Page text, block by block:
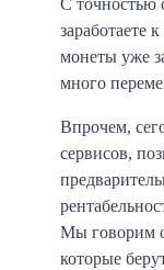
С точностью
заработаете
монеты уже
много
Впрочем,
сервисов,
Мы говорим
которые